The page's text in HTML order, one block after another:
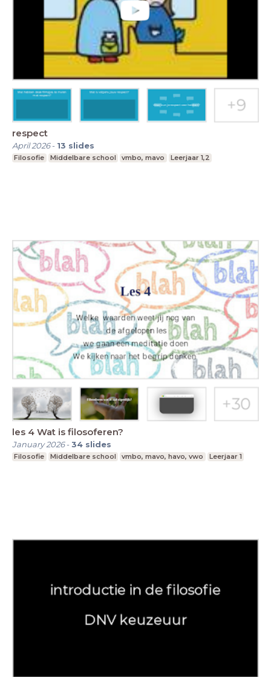
respect
April 2026- 13 slides
Filosofie Middelbare school vmbo, mavo Leerjaar 1,2
les 4 Wat is filosoferen?
January 2026-34 slides
Filosofie Middelbare school vmbo, mavo, havo, vwo Leerjaar 1